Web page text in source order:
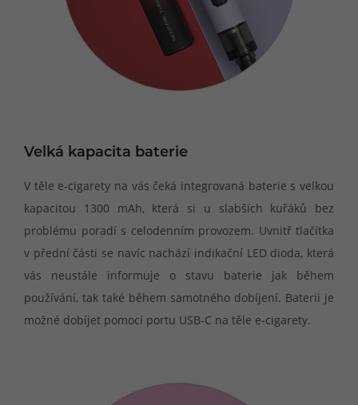
Velká kapacita baterie
V těle e-cigarety na vás čeká integrovaná baterie s velkou
kapacitou 1300 mAh, která si u slabších kuřáků bez
problému poradí s celodenním provozem. Uvnitř tlačítka
v přední části se navíc nachází indikační LED dioda, která
vás neustále informuje o stavu baterie jak během
používání, tak také během samotného dobíjení. Baterii je
možné dobíjet pomocí portu USB-C na těle e-cigarety.